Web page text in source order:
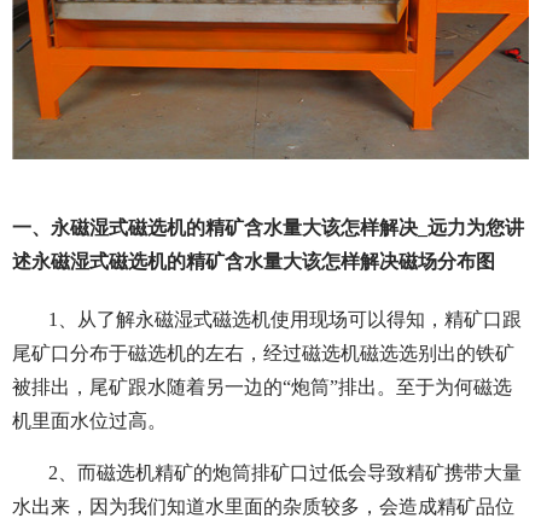
一、永磁湿式磁选机的精矿含水量大该怎样解决_远力为您讲
述永磁湿式磁选机的精矿含水量大该怎样解决磁场分布图
1、从了解永磁湿式磁选机使用现场可以得知，精矿口跟
尾矿口分布于磁选机的左右，经过磁选机磁选选别出的铁矿
被排出，尾矿跟水随着另一边的“炮筒”排出。至于为何磁选
机里面水位过高。
2、而磁选机精矿的炮筒排矿口过低会导致精矿携带大量
水出来，因为我们知道水里面的杂质较多，会造成精矿品位